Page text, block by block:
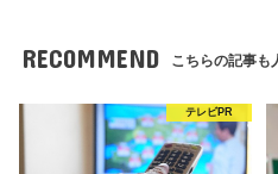
RECOMMEND こちらの記事も
テレビPR